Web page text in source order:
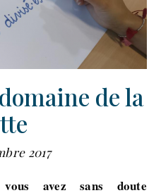
de la
2017